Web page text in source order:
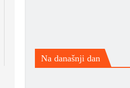
Na današnji dan